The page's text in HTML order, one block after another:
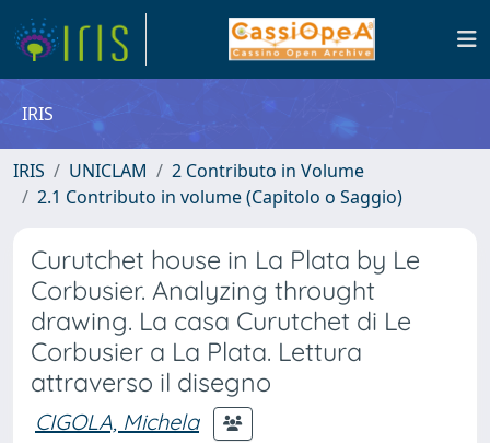
IRIS
IRIS UNICLAM
2 Contributo in Volume
2.1 Contributo in volume (Capitolo o Saggio)
Curutchet house in La Plata by Le
Corbusier. Analyzing throught
drawing. La casa Curutchet di Le
Corbusier a La Plata. Lettura
attraverso il disegno
CIGOLA, Michela